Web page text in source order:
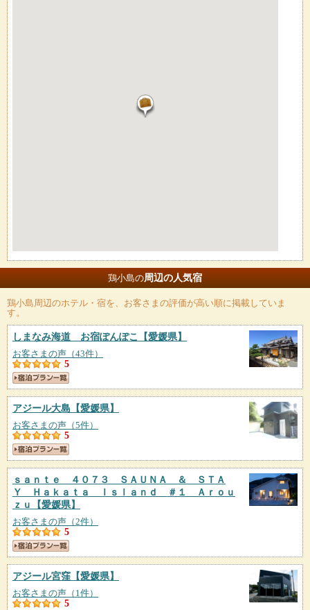
鶏小島の周辺の人気宿
鶏小島周辺のホテル・宿を、お客さまの評価が高い順に掲載していま
す。
しまなみ海道 お宿ぽんぽこ 【愛媛県】
お客さまの声（43件）
5
アジール大島 【愛媛県】
お客さまの声（5件）
5
ｓａｎｔｅ ４０７３ ＳＡＵＮＡ ＆ ＳＴＡ
Ｙ Ｈａｋａｔａ Ｉｓｌａｎｄ ＃１ Ａｒｏｕ
ｚｕ
【愛媛県】
お客さまの声（2件）
5
アジール宮窪 【愛媛県】
お客さまの声（1件）
5